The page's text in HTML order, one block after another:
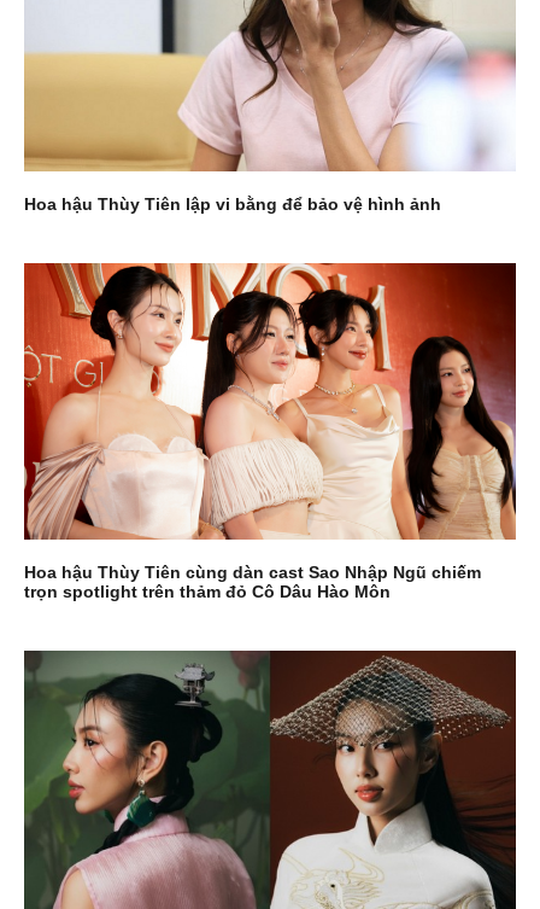
Hoa hậu Thùy Tiên lập vi bằng để bảo vệ hình ảnh
Hoa hậu Thùy Tiên cùng dàn cast Sao Nhập Ngũ chiếm
trọn spotlight trên thảm đỏ Cô Dâu Hào Môn